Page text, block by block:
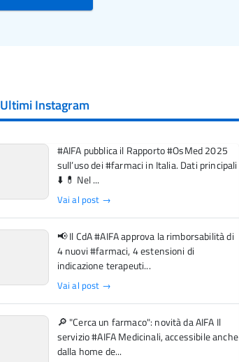
Ultimi Instagram
#AIFA pubblica il Rapporto #OsMed 2025
sull’uso dei #farmaci in Italia. Dati principali
⬇️ 💊 Nel ...
Vai al post →
📢 Il CdA #AIFA approva la rimborsabilità di
4 nuovi #farmaci, 4 estensioni di
indicazione terapeuti...
Vai al post →
🔎 "Cerca un farmaco": novità da AIFA Il
servizio #AIFA Medicinali, accessibile anche
dalla home de...